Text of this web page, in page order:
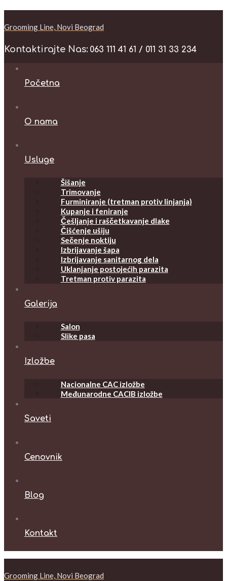
Grooming Line, Novi Beograd
Kontaktirajte Nas: 063 111 41 61 / 011 31 33 234
Početna
O nama
Usluge
Šišanje
Trimovanje
Furminiranje (tretman protiv linjanja)
Kupanje i feniranje
Češljanje i raščetkavanje dlake
Čišćenje ušiju
Sečenje noktiju
Izbrijavanje šapa
Izbrijavanje sanitarnog dela
Uklanjanje postojećih parazita
Tretman protiv parazita
Galerija
Salon
Slike pasa
Izložbe
Nacionalne CAC izložbe
Međunarodne CACIB izložbe
Saveti
Cenovnik
Blog
Kontakt
Grooming Line, Novi Beograd